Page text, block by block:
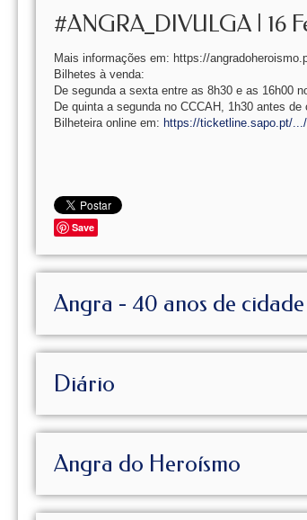
#ANGRA_DIVULGA | 16
Mais informações em: https://
Bilhetes à venda:
De segunda a sexta entre as 8h30 e as 16h00
De quinta a segunda no CCCAH, 1h30 antes
Bilheteira online em: https://ticketline.sapo.pt/
Save
Angra - 40 anos de
Diário
Angra do Heroísmo